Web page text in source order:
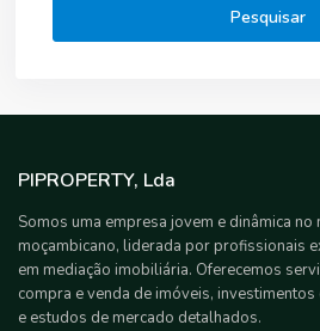
Pesquisar
PIPROPERTY, Lda
Somos uma empresa jovem e dinâmica
moçambicano, liderada por profissionais
em mediação imobiliária. Oferecemos
compra e venda de imóveis,
e estudos de mercado detalhados.